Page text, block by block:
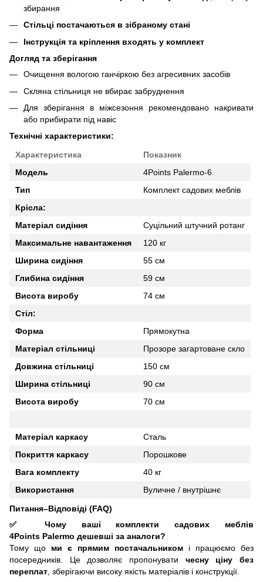
збирання
Стільці постачаються в зібраному стані
Інструкція та кріплення входять у комплект
Догляд та зберігання
Очищення вологою ганчіркою без агресивних засобів
Скляна стільниця не вбирає забруднення
Для зберігання в міжсезоння рекомендовано накривати
або прибирати під навіс
Технічні характеристики:
Характеристика
Показник
Модель
4Points Palermo-6
Тип
Комплект садових меблів
Крісла:
Матеріал сидіння
Суцільний штучний ротанг
Максимальне навантаження
120 кг
Ширина сидіння
55 см
Глибина сидіння
59 см
Висота виробу
74 см
Стіл:
Форма
Прямокутна
Матеріал стільниці
Прозоре загартоване скло
Довжина стільниці
150 см
Ширина стільниці
90 см
Висота виробу
70 см
Матеріал каркасу
Сталь
Покриття каркасу
Порошкове
Вага комплекту
40 кг
Використання
Вуличне / внутрішнє
Питання–Відповіді (FAQ)
✅ Чому ваші комплекти садових меблів
4Points Palermo дешевші за аналоги?
Тому що ми є прямим постачальником і працюємо без
посередників. Це дозволяє пропонувати чесну ціну без
переплат, зберігаючи високу якість матеріалів і конструкції.